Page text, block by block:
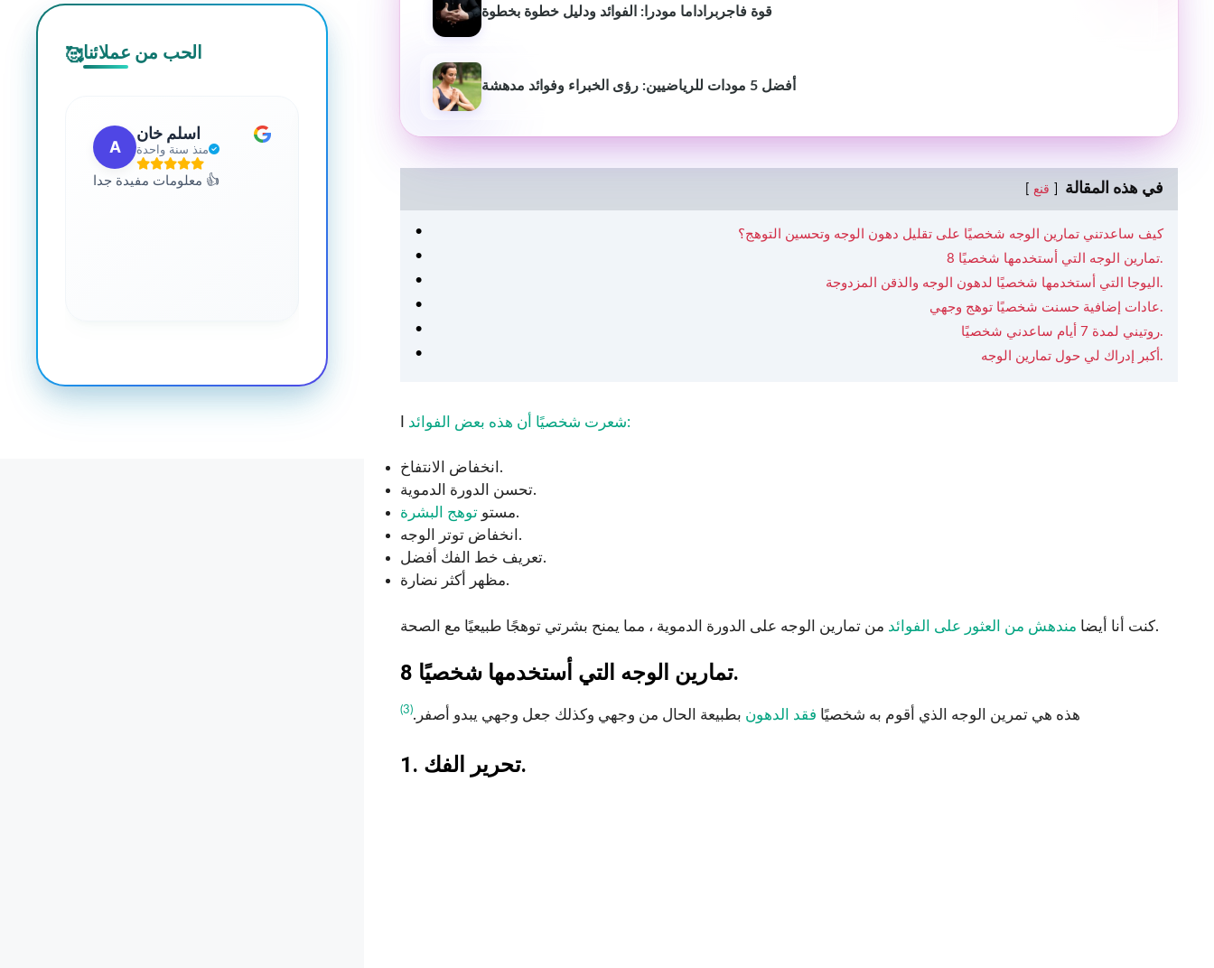
قوة فاجربراداما مودرا: الفوائد ودليل خطوة بخطوة
أفضل 5 مودات للرياضيين: رؤى الخبراء وفوائد مدهشة
في هذه المقالة قنع
كيف ساعدتني تمارين الوجه شخصيًا على تقليل دهون الوجه وتحسين التوهج؟
8 تمارين الوجه التي أستخدمها شخصيًا.
اليوجا التي أستخدمها شخصيًا لدهون الوجه والذقن المزدوجة.
عادات إضافية حسنت شخصيًا توهج وجهي.
روتيني لمدة 7 أيام ساعدني شخصيًا.
أكبر إدراك لي حول تمارين الوجه.
شعرت شخصيًا أن هذه بعض الفوائد:
انخفاض الانتفاخ.
تحسن الدورة الدموية.
مستو توهج البشرة
.
انخفاض توتر الوجه.
تعريف خط الفك أفضل.
مظهر أكثر نضارة.
كنت أنا أيضا مندهش من العثور على الفوائد من تمارين الوجه على الدورة الدموية ، مما يمنح بشرتي توهجًا طبيعيًا مع الصحة.
8 تمارين الوجه التي أستخدمها شخصيًا.
هذه هي تمرين الوجه الذي أقوم به شخصيًا فقد الدهون بطبيعة الحال من وجهي وكذلك جعل وجهي يبدو أصفر.(3)
1. تحرير الفك.
🥰الحب من عملائنا
A
اسلم خان
منذ سنة واحدة
معلومات مفيدة جدا 👍
غولام مهب سانتانو موخيرجي